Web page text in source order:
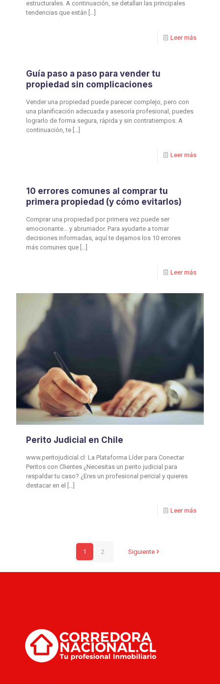
estructurales. A continuación, se detallan las principales
tendencias que están
Leer más
Guía paso a paso para vender tu
propiedad sin complicaciones
Vender una propiedad puede parecer complejo, pero con
una planificación adecuada y asesoría profesional, puedes
lograrlo de forma segura, rápida y sin contratiempos. A
continuación, te
Leer más
10 errores comunes al comprar tu
primera propiedad (y cómo evitarlos)
Comprar una propiedad por primera vez puede ser
emocionante… y abrumador. Para ayudarte a tomar
decisiones informadas, aquí te dejamos los 10 errores
más comunes que
Leer más
Perito Judicial en Chile
www.peritojudicial.cl: La Plataforma Líder para Conectar
Peritos con Clientes ¿Necesitas un perito judicial para
respaldar tu caso? ¿Eres un profesional pericial y quieres
destacar en el
[…]
Leer más
1 2 Siguiente